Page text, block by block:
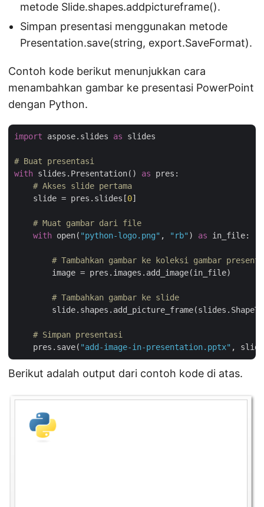
metode Slide.shapes.addpictureframe().
Simpan presentasi menggunakan metode
Presentation.save(string, export.SaveFormat).
Contoh kode berikut menunjukkan cara
menambahkan gambar ke presentasi PowerPoint
dengan Python.
import aspose.slides as slides
# Buat presentasi
with slides.Presentation() as pres:
# Akses slide pertama
    slide = pres.slides[
0]
# Muat gambar dari file
with open( "python-logo.png" , "rb" ) as in_file:
# Tambahkan gambar ke koleksi gambar
        image = pres.images.add_image(in_file)
# Tambahkan gambar ke slide
# Simpan presentasi
    pres.save(
"add-image-in-presentation.pptx" ,
Berikut adalah output dari contoh kode di atas.